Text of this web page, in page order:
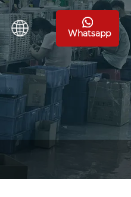
Whatsapp